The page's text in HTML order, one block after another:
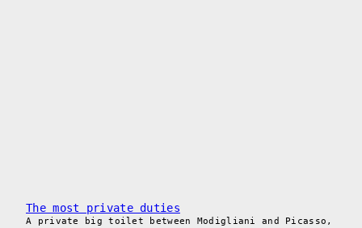
The most private duties
A private big toilet between Modigliani and Picasso,